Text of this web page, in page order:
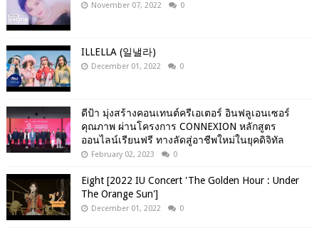
November 07, 2022 0
ILLELLA (일낼라)
December 01, 2022 0
ดีป้า มุ่งสร้างคอนเทนต์ครีเอเตอร์ อินฟลูเอนเซอร์
คุณภาพ ผ่านโครงการ CONNEXION หลักสูตร
ออนไลน์เรียนฟรี ทางลัดสู่อาชีพใหม่ในยุคดิจิทัล
February 02, 2023 0
Eight [2022 IU Concert 'The Golden Hour : Under
The Orange Sun']
December 01, 2022 0